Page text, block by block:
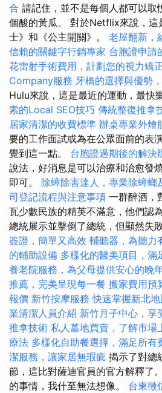
合 請記住，並不是每個人都可以取
個酸的黃瓜。 對於Netflix來說，這
士》和《公主開關》。 老屋翻新，
信賴的關鍵字行銷專家 台胞證申請
花雷射手術費用，計劃您的視力矯
Company服務 牙橋的選擇與優勢
Hulu來說，這是最近的運動，最快
索的Local SEO技巧 傳統整復推拿
居家清潔的收費標準 辦桌專業外燴
要的工作面試或為在公眾面前的表
覺到這一點。 台胞證過期後的解決
說法，好消息是可以治療和治愈發
即可。 除蟑除害達人，專業除蟑螂
司登記流程與注意事項 一群醉酒，
瓦少數民族的精英不滿意，他們認
總統展示並擊倒了總統，但顯然失
簽證，簡單又高效 輔聽器，為聽力
的輔助設備 多樣化的醫美項目，滿
養老院服務，為父母提供安心的晚
推薦，完美呈現每一餐 搬家費用預
報價 新竹按摩服務快速掌握新北
業清潔人員介紹 新竹月子中心，享
推拿技術 私人墓地買賣，了解市場
療法 多樣化自助餐選擇，滿足所有
潔服務，讓家居無瑕疵 揭示了對總
節，這比對薩迪官員的官方解釋了
的事情，我什至無法想像。 台東徵